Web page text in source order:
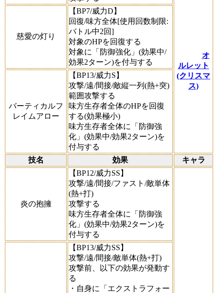
オ
ルレット
(クリスマ
ス)
慈愛の灯り
【BP7/威力D】
回復/味方全体[使用回数制限:
バトル中2回]
対象のHPを回復する
対象に「防御強化」(効果中/
効果2ターン)を付与する
バーティカルフ
レイムアロー
【BP13/威力S】
攻撃/遠/間接/敵縦一列(熱+突)
範囲攻撃する
味方生存者全体のHPを回復
する(効果極小)
味方生存者全体に「防御強
化」(効果中/効果2ターン)を
付与する
技名
効果 キャラ
炎の抱擁
【BP12/威力SS】
攻撃/遠/間接/ファスト/敵単体
(熱+打)
攻撃する
味方生存者全体に「防御強
化」(効果中/効果2ターン)を
付与する
【BP13/威力SS】
攻撃/遠/間接/敵単体(熱+打)
攻撃前、以下の効果が発動す
る
・自身に「エクストラフォー